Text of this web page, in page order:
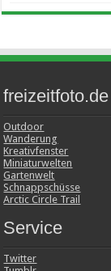
freizeitfoto.de
Outdoor
Wanderung
Kreativfenster
Miniaturwelten
Gartenwelt
Schnappschüsse
Arctic Circle Trail
Service
Twitter